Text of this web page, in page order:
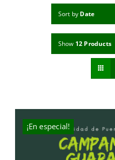
Sort by Date
Show 12 Products
¡En especial!